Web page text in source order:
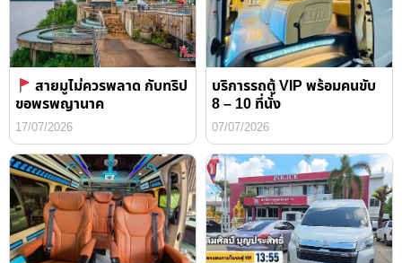
สายมูไม่ควรพลาด กับทริป
ขอพรพญานาค
17/07/2026
บริการรถตู้ VIP พร้อมคนขับ
8 – 10 ที่นั่ง
07/07/2026